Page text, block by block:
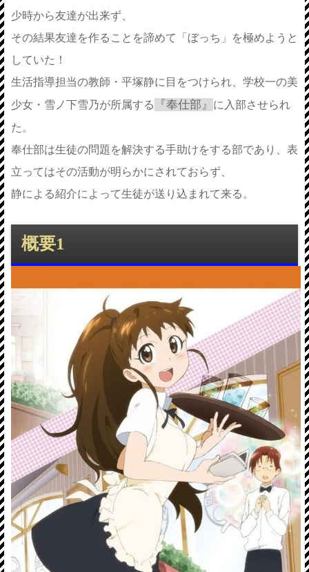
少時から友達が出来ず、
その結果友達を作ることを諦めて「ぼっち」を極めようと
していた！
生活指導担当の教師・平塚静に目をつけられ、学校一の美
少女・雪ノ下雪乃が所属する
『奉仕部』
に入部させられ
た。
奉仕部は生徒の問題を解決する手助けをする部であり、表
立ってはその活動が明らかにされておらず、
静による紹介によって生徒が送り込まれて来る。
概要1